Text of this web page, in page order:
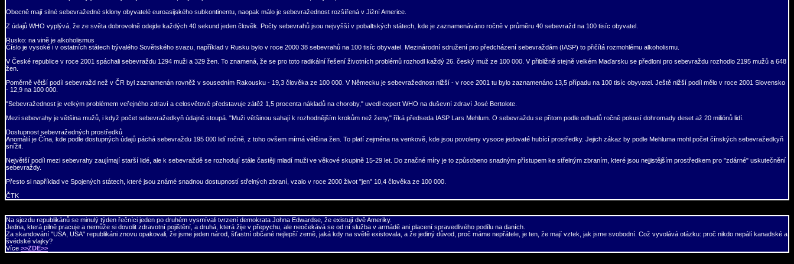
Obecně mají silné sebevražedné sklony obyvatelé euroasijského subkontinentu, naopak málo je sebevražednost rozšířená v Jižní Americe.
Z údajů WHO vyplývá, že ze světa dobrovolně odejde každých 40 sekund jeden člověk. Počty sebevrahů jsou nejvyšší v pobaltských státech, kde je zaznamenáváno ročně v průměru 40 sebevražd na 100 tisíc obyvatel.
Rusko: na vině je alkoholismus
Číslo je vysoké i v ostatních státech bývalého Sovětského svazu, například v Rusku bylo v roce 2000 38 sebevrahů na 100 tisíc obyvatel. Mezinárodní sdružení pro předcházení sebevraždám (IASP) to přičítá rozmohlému alkoholismu.
V České republice v roce 2001 spáchali sebevraždu 1294 muži a 329 žen. To znamená, že se pro toto radikální řešení životních problémů rozhodl každý 26. český muž ze 100 000. V přibližně stejně velkém Maďarsku se předloni pro sebevraždu rozhodlo 2195 mužů a 648
žen.
Poměrně větší podíl sebevražd než v ČR byl zaznamenán rovněž v sousedním Rakousku - 19,3 člověka ze 100 000. V Německu je sebevražednost nižší - v roce 2001 tu bylo zaznamenáno 13,5 případu na 100 tisíc obyvatel. Ještě nižší podíl mělo v roce 2001 Slovensko
- 12,9 na 100 000.
"Sebevražednost je velkým problémem veřejného zdraví a celosvětově představuje zátěž 1,5 procenta nákladů na choroby," uvedl expert WHO na duševní zdraví José Bertolote.
Mezi sebevrahy je většina mužů, i když počet sebevražedkyň údajně stoupá. "Muži většinou sahají k rozhodnějším krokům než ženy," říká předseda IASP Lars Mehlum. O sebevraždu se přitom podle odhadů ročně pokusí dohromady deset až 20 miliónů lidí.
Dostupnost sebevražedných prostředků
Anomálií je Čína, kde podle dostupných údajů páchá sebevraždu 195 000 lidí ročně, z toho ovšem mírná většina žen. To platí zejména na venkově, kde jsou povoleny vysoce jedovaté hubící prostředky. Jejich zákaz by podle Mehluma mohl počet čínských sebevražedkyň
snížit.
Největší podíl mezi sebevrahy zaujímají starší lidé, ale k sebevraždě se rozhodují stále častěji mladí muži ve věkové skupině 15-29 let. Do značné míry je to způsobeno snadným přístupem ke střelným zbraním, které jsou nejjistějším prostředkem pro "zdárné" uskutečnění
sebevraždy.
Přesto si například ve Spojených státech, které jsou známé snadnou dostupností střelných zbraní, vzalo v roce 2000 život "jen" 10,4 člověka ze 100 000.
ČTK
Na sjezdu republikánů se minulý týden řečníci jeden po druhém vysmívali tvrzení demokrata Johna Edwardse, že existují dvě Ameriky.
Jedna, která pilně pracuje a nemůže si dovolit zdravotní pojištění, a druhá, která žije v přepychu, ale neočekává se od ní služba v armádě ani placení spravedlivého podílu na daních.
Za skandování "USA, USA" republikáni znovu opakovali, že jsme jeden národ, šťastní občané nejlepší země, jaká kdy na světě existovala, a že jediný důvod, proč máme nepřátele, je ten, že mají vztek, jak jsme svobodní. Což vyvolává otázku: proč nikdo nepálí kanadské a
švédské vlajky?
Více >>ZDE>>